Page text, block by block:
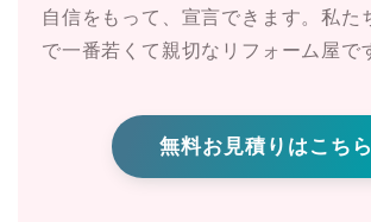
自信をもって、宣言できます。私た
で一番若くて親切なリフォーム屋で
無料お見積りはこちら